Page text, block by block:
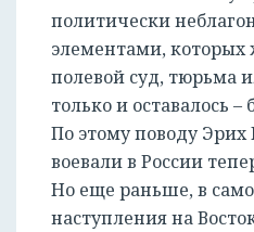
политически
элементами, которых
полевой суд, тюрьма
только и оставалось –
По этому поводу
воевали в России
Но еще раньше, в
наступления на